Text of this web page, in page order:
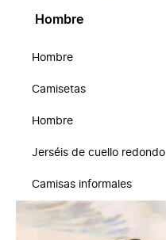
Hombre
Hombre
Camisetas
Hombre
Jerséis de cuello redondo
Camisas informales